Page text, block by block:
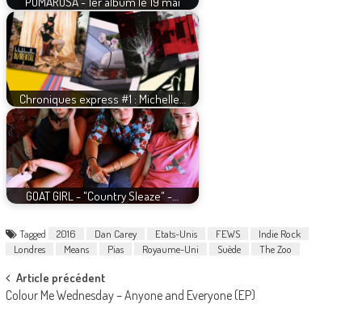
Chroniques express #1 : Michelle…
GOAT GIRL - "Country Sleaze" -…
Tagged 2016 Dan Carey Etats-Unis FEWS
Indie Rock
Londres
Means Pias Royaume-Uni Suède The Zoo
Post
navigation
Article précédent
Colour Me Wednesday – Anyone and Everyone (EP)